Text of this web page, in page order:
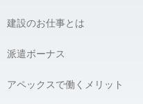
建設のお仕事とは
派遣ボーナス
アペックスで働くメリット